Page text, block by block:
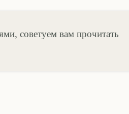
советуем вам прочитать